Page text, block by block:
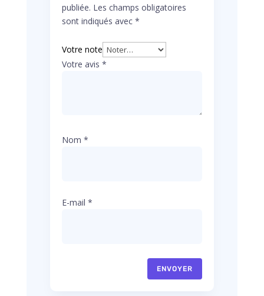
publiée. Les champs obligatoires
sont indiqués avec *
Votre note
Votre avis *
Nom *
E-mail *
ENVOYER